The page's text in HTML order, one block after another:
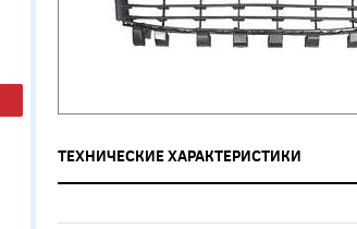
ТЕХНИЧЕСКИЕ ХАРАКТЕРИСТИКИ